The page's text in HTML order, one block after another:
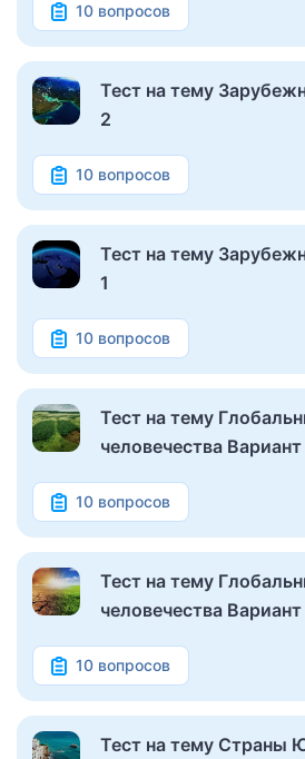
10 вопросов
Тест на тему
2
10 вопросов
Тест на тему
1
10 вопросов
Тест на тему
человечества Вариант
10 вопросов
Тест на тему
человечества Вариант
10 вопросов
Тест на тему Страны